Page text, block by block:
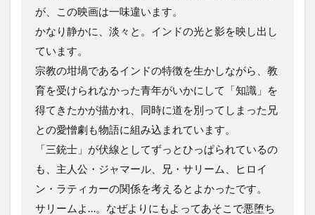
が、この映画は一味違います。
かなり静かに、淡々と。インドの光と影を映し出し
ています。
宗教の坩堝であるインドの特徴を生かしながら、教
育を受けられなかった青年がいかにして「知識」を
得てきたかが描かれ、同時に道を別ってしまった兄
との愛憎劇も物語に組み込まれています。
「三銃士」が伏線としてずっとひっぱられているの
も、主人公・ジャマール、兄・サリーム、ヒロイ
ン・ラティカーの関係を考えるとよかったです。
サリームよ…。なぜよりにもよってあそこで悪堕ち